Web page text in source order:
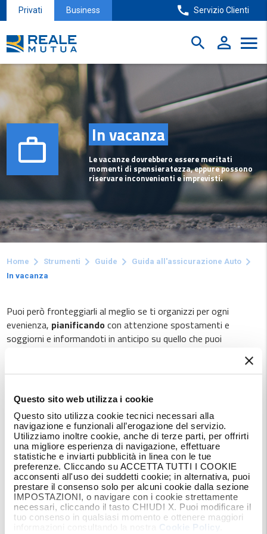
Questo sito web utilizza i cookie
Questo sito utilizza cookie tecnici necessari alla
navigazione e funzionali all’erogazione del servizio.
Utilizziamo inoltre cookie, anche di terze parti, per offrirti
una migliore esperienza di navigazione, effettuare
statistiche e inviarti pubblicità in linea con le tue
preferenze. Cliccando su ACCETTA TUTTI I COOKIE
acconsenti all'uso dei suddetti cookie; in alternativa, puoi
prestare il consenso solo per alcuni cookie dalla sezione
IMPOSTAZIONI, o navigare con i cookie strettamente
necessari, cliccando il tasto CHIUDI X. Puoi modificare il
tuo consenso in qualsiasi momento e ottenere maggiori
Cookie Policy
Privati Business Servizio Clienti
In vacanza
Le vacanze dovrebbero essere meritati
momenti di spensieratezza, eppure possono
riservare inconvenienti e imprevisti.
Home Strumenti Guide
Guida all'assicurazione Auto
In vacanza
Puoi però fronteggiarli al meglio se ti organizzi per ogni
evenienza, pianificandocon attenzione spostamenti e
soggiorni e informandoti in anticipo su quello che puoi
migliori dal punto di vista economico e per avere un'idea
realistica di quanto andrai a spendere. Così, prevenendo i
problemi e con la consapevolezza del tuobudget, potrai
goderti una vacanza davvero senza pensieri e senza brutte
sorprese per quanto riguarda il conto finale.
Pianificare la vacanza
Secondo alcuniorganizzare un viaggioo un soggiorno è già